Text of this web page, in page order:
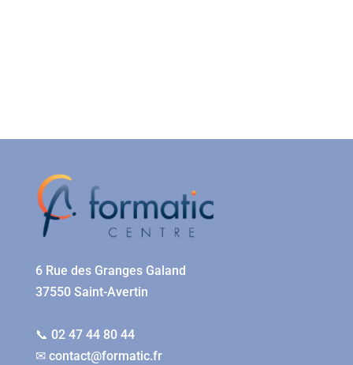
6 Rue des Granges Galand
37550 Saint-Avertin
📞 02 47 44 80 44
✉ contact@formatic.fr